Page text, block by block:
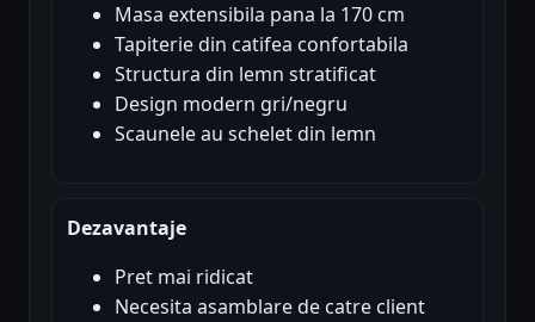
Masa extensibila pana la 170 cm
Tapiterie din catifea confortabila
Structura din lemn stratificat
Design modern gri/negru
Scaunele au schelet din lemn
Dezavantaje
Pret mai ridicat
Necesita asamblare de catre client